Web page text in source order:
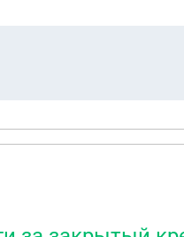
мало. Она объяснила